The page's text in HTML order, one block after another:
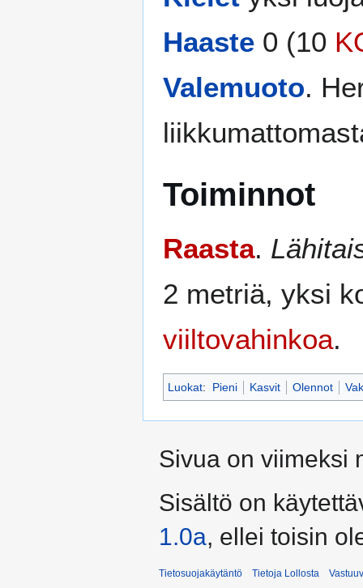
Haaste 0 (10
Valemuoto.
Toiminnot
Raasta.
2 metriä, yksi
viiltovahinkoa.
Luokat: Pieni Kasvit Olennot
Sivua on viimeksi
Sisältö on
1.0a, ellei toisin
Tietosuojakäytäntö Tietoja Lollosta